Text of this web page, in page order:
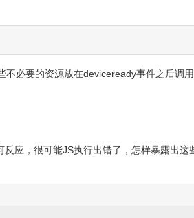
必要的资源放在deviceready事件之后调
应，很可能JS执行出错了，怎样暴露出这